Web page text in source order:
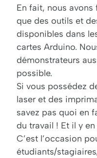
En fait, nous avons
que des outils et
disponibles dans
cartes Arduino.
démonstrateurs
possible.
Si vous possédez
laser et des
savez pas quoi en
du travail ! Et il y
C’est l’occasion
étudiants/